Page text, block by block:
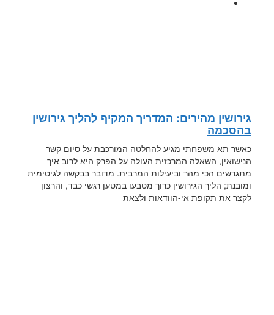
גירושין מהירים: המדריך המקיף להליך גירושין
בהסכמה
כאשר תא משפחתי מגיע להחלטה המורכבת על סיום קשר
הנישואין, השאלה המרכזית העולה על הפרק היא לרוב איך
מתגרשים הכי מהר וביעילות המרבית. מדובר בבקשה לגיטימית
ומובנת; הליך הגירושין כרוך מטבעו במטען רגשי כבד, והרצון
לקצר את תקופת אי-הוודאות ולצאת